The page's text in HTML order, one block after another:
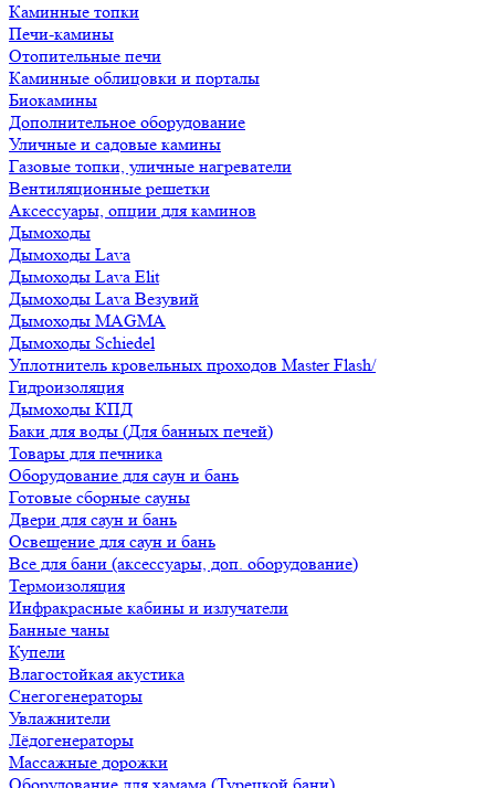
Каминные топки
Печи-камины
Отопительные печи
Каминные облицовки и порталы
Биокамины
Дополнительное оборудование
Уличные и садовые камины
Газовые топки, уличные нагреватели
Вентиляционные решетки
Аксессуары, опции для каминов
Дымоходы
Дымоходы Lava
Дымоходы Lava Elit
Дымоходы Lava Везувий
Дымоходы MAGMA
Дымоходы Schiedel
Уплотнитель кровельных проходов Master Flash/
Гидроизоляция
Дымоходы КПД
Баки для воды (Для банных печей)
Товары для печника
Оборудование для саун и бань
Готовые сборные сауны
Двери для саун и бань
Освещение для саун и бань
Все для бани (аксессуары, доп. оборудование)
Термоизоляция
Инфракрасные кабины и излучатели
Банные чаны
Купели
Влагостойкая акустика
Снегогенераторы
Увлажнители
Лёдогенераторы
Массажные дорожки